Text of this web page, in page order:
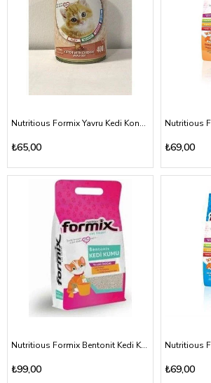
Nutritious Formix Yavru Kedi Konserve Maması Tavuklu 400gr
₺65,00 ₺69,00
Nutritious Formix Bentonit Kedi Kumu 5lt
₺99,00 ₺69,00